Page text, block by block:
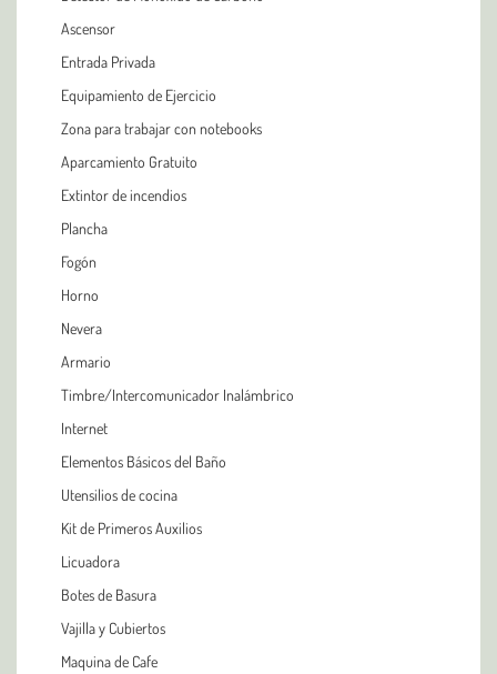
Ascensor
Entrada Privada
Equipamiento de Ejercicio
Zona para trabajar con notebooks
Aparcamiento Gratuito
Extintor de incendios
Plancha
Fogón
Horno
Nevera
Armario
Timbre/Intercomunicador Inalámbrico
Internet
Elementos Básicos del Baño
Utensilios de cocina
Kit de Primeros Auxilios
Licuadora
Botes de Basura
Vajilla y Cubiertos
Maquina de Cafe